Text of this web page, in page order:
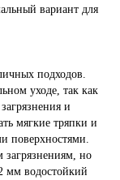
вариант для
подходов.
уходе, так как
и
мягкие тряпки и
поверхностями.
но
мм водостойкий